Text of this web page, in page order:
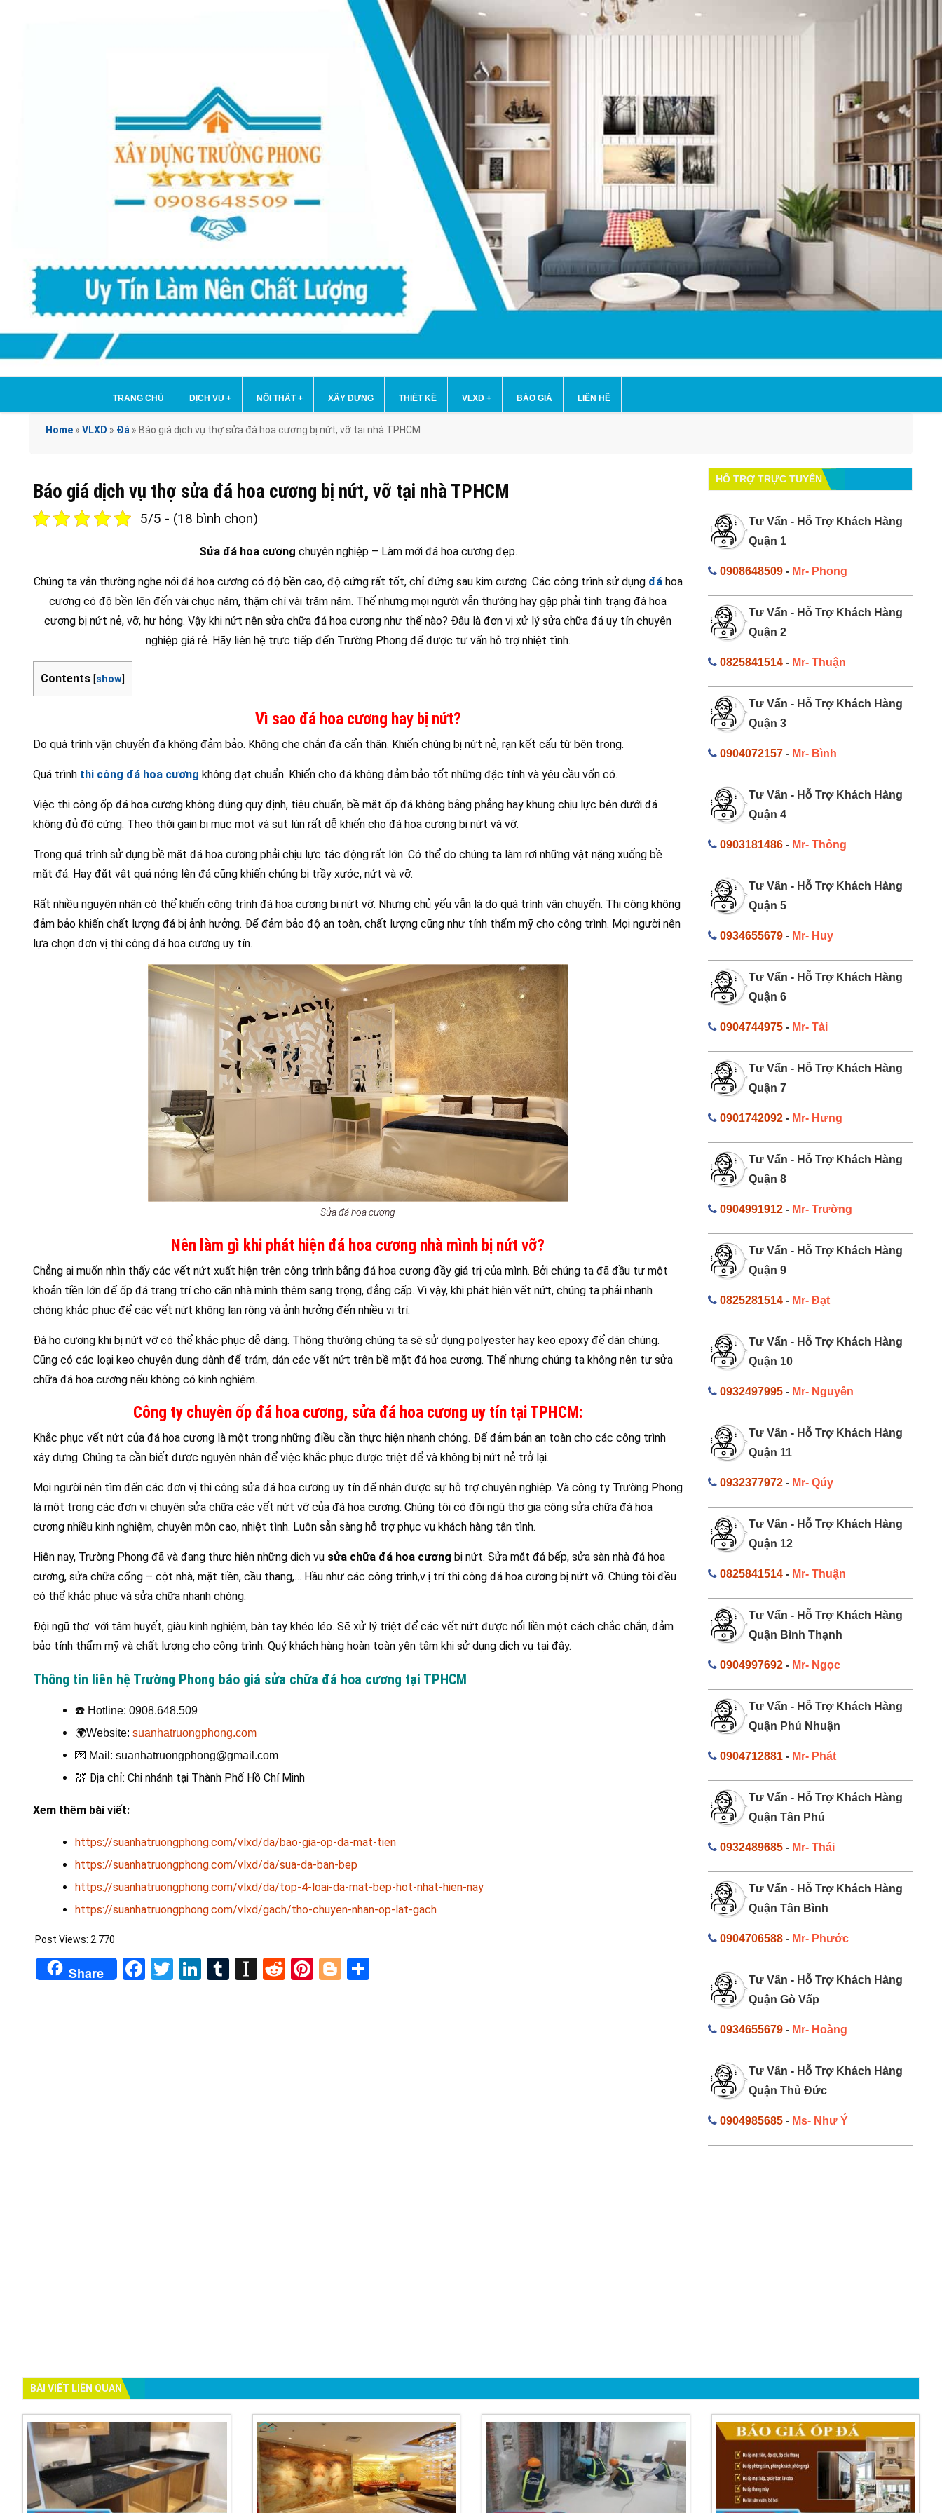
TRANG CHỦ DỊCH VỤ + NỘI THẤT+ XÂY DỰNG THIẾT KẾ VLXD + BÁO GIÁ LIÊN HỆ
Home » VLXD » Đá » Báo giá dịch vụ thợ sửa đá hoa cương bị nứt, vỡ tại nhà TPHCM
Báo giá dịch vụ thợ sửa đá hoa cương bị nứt, vỡ tại nhà TPHCM
5/5 - (18 bình chọn)
Sửa đá hoa cương chuyên nghiệp – Làm mới đá hoa cương đẹp.
Chúng ta vẫn thường nghe nói đá hoa cương có độ bền cao, độ cứng rất tốt, chỉ đứng sau kim cương. Các công trình sử dụng đáhoa
cương có độ bền lên đến vài chục năm, thậm chí vài trăm năm. Thế nhưng mọi người vẫn thường hay gặp phải tình trạng đá hoa
cương bị nứt nẻ, vỡ, hư hỏng. Vậy khi nứt nên sửa chữa đá hoa cương như thế nào? Đâu là đơn vị xử lý sửa chữa đá uy tín chuyên
nghiệp giá rẻ. Hãy liên hệ trực tiếp đến Trường Phong để được tư vấn hỗ trợ nhiệt tình.
Contents [show]
Vì sao đá hoa cương hay bị nứt?
Do quá trình vận chuyển đá không đảm bảo. Không che chắn đá cẩn thận. Khiến chúng bị nứt nẻ, rạn kết cấu từ bên trong.
Quá trình thi công đá hoa cương không đạt chuẩn. Khiến cho đá không đảm bảo tốt những đặc tính và yêu cầu vốn có.
Việc thi công ốp đá hoa cương không đúng quy định, tiêu chuẩn, bề mặt ốp đá không bằng phẳng hay khung chịu lực bên dưới đá
không đủ độ cứng. Theo thời gain bị mục mọt và sụt lún rất dễ khiến cho đá hoa cương bị nứt và vỡ.
Trong quá trình sử dụng bề mặt đá hoa cương phải chịu lực tác động rất lớn. Có thể do chúng ta làm rơi những vật nặng xuống bề
mặt đá. Hay đặt vật quá nóng lên đá cũng khiến chúng bị trầy xước, nứt và vỡ.
Rất nhiều nguyên nhân có thể khiến công trình đá hoa cương bị nứt vỡ. Nhưng chủ yếu vẫn là do quá trình vận chuyển. Thi công không
đảm bảo khiến chất lượng đá bị ảnh hưởng. Để đảm bảo độ an toàn, chất lượng cũng như tính thẩm mỹ cho công trình. Mọi người nên
lựa chọn đơn vị thi công đá hoa cương uy tín.
Sửa đá hoa cương
Nên làm gì khi phát hiện đá hoa cương nhà mình bị nứt vỡ?
Chẳng ai muốn nhìn thấy các vết nứt xuất hiện trên công trình bằng đá hoa cương đầy giá trị của mình. Bởi chúng ta đã đầu tư một
khoản tiền lớn để ốp đá trang trí cho căn nhà mình thêm sang trọng, đẳng cấp. Vì vậy, khi phát hiện vết nứt, chúng ta phải nhanh
chóng khắc phục để các vết nứt không lan rộng và ảnh hưởng đến nhiều vị trí.
Đá ho cương khi bị nứt vỡ có thể khắc phục dễ dàng. Thông thường chúng ta sẽ sử dụng polyester hay keo epoxy để dán chúng.
Cũng có các loại keo chuyên dụng dành để trám, dán các vết nứt trên bề mặt đá hoa cương. Thế nhưng chúng ta không nên tự sửa
chữa đá hoa cương nếu không có kinh nghiệm.
Công ty chuyên ốp đá hoa cương, sửa đá hoa cương uy tín tại TPHCM:
Khắc phục vết nứt của đá hoa cương là một trong những điều cần thực hiện nhanh chóng. Để đảm bản an toàn cho các công trình
xây dựng. Chúng ta cần biết được nguyên nhân để việc khắc phục được triệt để và không bị nứt nẻ trở lại.
Mọi người nên tìm đến các đơn vị thi công sửa đá hoa cương uy tín để nhận được sự hỗ trợ chuyên nghiệp. Và công ty Trường Phong
là một trong các đơn vị chuyên sửa chữa các vết nứt vỡ của đá hoa cương. Chúng tôi có đội ngũ thợ gia công sửa chữa đá hoa
cương nhiều kinh nghiệm, chuyên môn cao, nhiệt tình. Luôn sẵn sàng hỗ trợ phục vụ khách hàng tận tình.
Hiện nay, Trường Phong đã và đang thực hiện những dịch vụ sửa chữa đá hoa cương bị nứt. Sửa mặt đá bếp, sửa sàn nhà đá hoa
cương, sửa chữa cổng – cột nhà, mặt tiền, cầu thang,… Hầu như các công trình,v ị trí thi công đá hoa cương bị nứt vỡ. Chúng tôi đều
có thể khắc phục và sửa chữa nhanh chóng.
Đội ngũ thợ với tâm huyết, giàu kinh nghiệm, bàn tay khéo léo. Sẽ xử lý triệt để các vết nứt được nối liền một cách chắc chắn, đảm
bảo tính thẩm mỹ và chất lượng cho công trình. Quý khách hàng hoàn toàn yên tâm khi sử dụng dịch vụ tại đây.
Thông tin liên hệ Trường Phong báo giá sửa chữa đá hoa cương tại TPHCM
☎️ Hotline: 0908.648.509
🌍Website: suanhatruongphong.com
💌 Mail: suanhatruongphong@gmail.com
💒 Địa chỉ: Chi nhánh tại Thành Phố Hồ Chí Minh
Xem thêm bài viết:
https://suanhatruongphong.com/vlxd/da/bao-gia-op-da-mat-tien
https://suanhatruongphong.com/vlxd/da/sua-da-ban-bep
https://suanhatruongphong.com/vlxd/da/top-4-loai-da-mat-bep-hot-nhat-hien-nay
https://suanhatruongphong.com/vlxd/gach/tho-chuyen-nhan-op-lat-gach
Post Views: 2.770
Share Facebook
TwitterLinkedIn
Tumblr
Instapaper
RedditPinterest
Blogger
HỔ TRỢ TRỰC TUYẾN
Tư Vấn - Hỗ Trợ Khách Hàng
Quận 1
0908648509- Mr- Phong
Tư Vấn - Hỗ Trợ Khách Hàng
Quận 2
0825841514- Mr- Thuận
Tư Vấn - Hỗ Trợ Khách Hàng
Quận 3
0904072157- Mr- Bình
Tư Vấn - Hỗ Trợ Khách Hàng
Quận 4
0903181486- Mr- Thông
Tư Vấn - Hỗ Trợ Khách Hàng
Quận 5
0934655679- Mr- Huy
Tư Vấn - Hỗ Trợ Khách Hàng
Quận 6
0904744975- Mr- Tài
Tư Vấn - Hỗ Trợ Khách Hàng
Quận 7
0901742092- Mr- Hưng
Tư Vấn - Hỗ Trợ Khách Hàng
Quận 8
0904991912- Mr- Trường
Tư Vấn - Hỗ Trợ Khách Hàng
Quận 9
0825281514- Mr- Đạt
Tư Vấn - Hỗ Trợ Khách Hàng
Quận 10
0932497995- Mr- Nguyên
Tư Vấn - Hỗ Trợ Khách Hàng
Quận 11
0932377972- Mr- Qúy
Tư Vấn - Hỗ Trợ Khách Hàng
Quận 12
0825841514- Mr- Thuận
Tư Vấn - Hỗ Trợ Khách Hàng
Quận Bình Thạnh
0904997692- Mr- Ngọc
Tư Vấn - Hỗ Trợ Khách Hàng
Quận Phú Nhuận
0904712881- Mr- Phát
Tư Vấn - Hỗ Trợ Khách Hàng
Quận Tân Phú
0932489685- Mr- Thái
Tư Vấn - Hỗ Trợ Khách Hàng
Quận Tân Bình
0904706588- Mr- Phước
Tư Vấn - Hỗ Trợ Khách Hàng
Quận Gò Vấp
0934655679- Mr- Hoàng
Tư Vấn - Hỗ Trợ Khách Hàng
Quận Thủ Đức
0904985685- Ms- Như Ý
BÀI VIẾT LIÊN QUAN